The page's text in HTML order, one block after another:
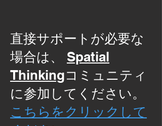
直接サポートが必要な
場合は、 Spatial
Thinkingコミュニティ
に参加してください。
こちらをクリックして